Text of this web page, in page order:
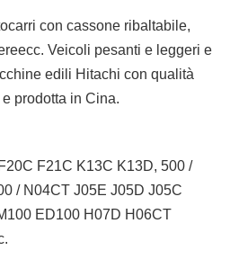
con cassone ribaltabile,
ecc. Veicoli pesanti e leggeri e
edili Hitachi con qualità
prodotta in Cina.
F21C K13C K13D, 500 /
/ N04CT J05E J05D J05C
ED100 H07D H06CT